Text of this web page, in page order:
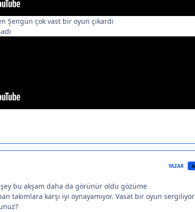
Şengün çok vast bir oyun çıkardı
YAZAR
bu akşam daha da görünür oldu gözüme
takımlara karşı iyi oynayamıyor. Vasat bir oyun sergiliyor